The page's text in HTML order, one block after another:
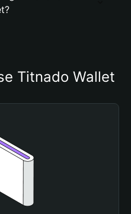
Titnado Wallet